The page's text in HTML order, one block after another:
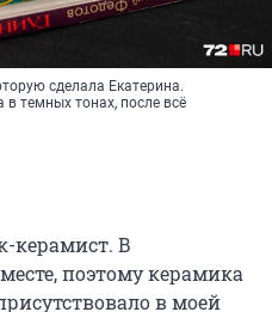
сделала Екатерина.
темных тонах, после всё
керамист. В
поэтому керамика
в моей